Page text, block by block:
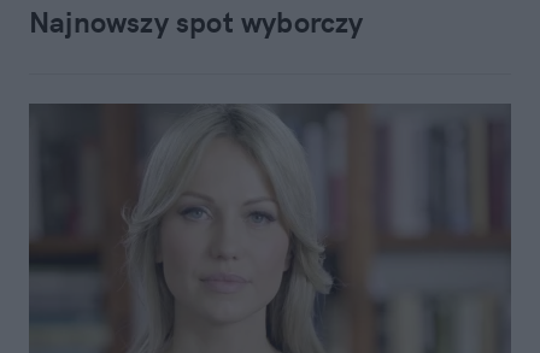
Najnowszy spot wyborczy